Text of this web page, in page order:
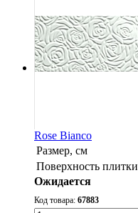
Rose Bianco
Размер, см
Поверхность плитки
Ожидается
Код товара: 67883